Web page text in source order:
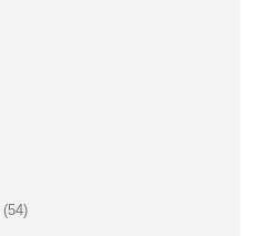
(54)